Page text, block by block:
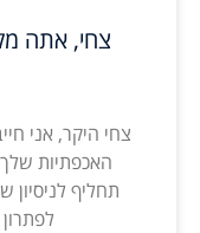
צחי, אתה
צחי היקר, אני
האכפתיות
תחליף לניסיון